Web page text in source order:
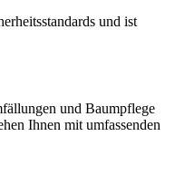
und ist
und Baumpflege
Ihnen mit umfassenden